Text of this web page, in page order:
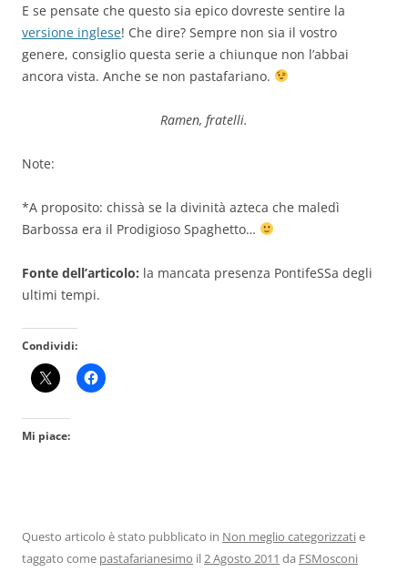
E se pensate che questo sia epico dovreste sentire la
versione inglese! Che dire? Sempre non sia il vostro
genere, consiglio questa serie a chiunque non l’abbai
ancora vista. Anche se non pastafariano.
Ramen, fratelli.
Note:
*A proposito: chissà se la divinità azteca che maledì
Barbossa era il Prodigioso Spaghetto…
Fonte dell’articolo: la mancata presenza PontifeSSa degli
ultimi tempi.
Condividi:
Mi piace:
Questo articolo è stato pubblicato in Non meglio categorizzatie
taggato come pastafarianesimo il2 Agosto 2011 da FSMosconi